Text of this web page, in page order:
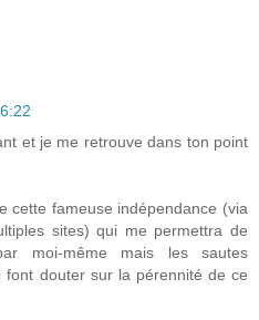
et je me retrouve dans ton point
cette fameuse indépendance (via
sites) qui me permettra de
moi-même mais les sautes
douter sur la pérennité de ce